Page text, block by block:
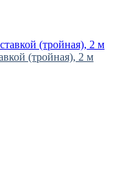
(тройная), 2 м